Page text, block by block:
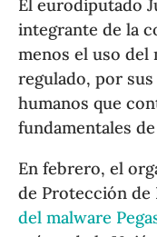
El eurodiputado
integrante de la
menos el uso del
regulado, por
humanos que
fundamentales
En febrero, el
de Protección
del malware